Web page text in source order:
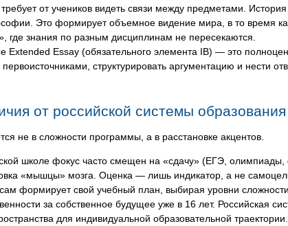
от учеников видеть связи между предметами.
Это формирует объемное видение мира, в то время
где знания по разным дисциплинам не пересекаются.
Extended Essay (обязательного элемента IB) — это
структурировать аргументацию и нести
от российской системы образования
не в сложности программы, а в расстановке акцентов.
школе фокус часто смещен на «сдачу» (ЕГЭ, олимпиады,
«мышцы» мозга. Оценка — лишь индикатор, а не
формирует свой учебный план, выбирая уровни
за собственное будущее уже в 16 лет. Российская
для индивидуальной образовательной траектории.